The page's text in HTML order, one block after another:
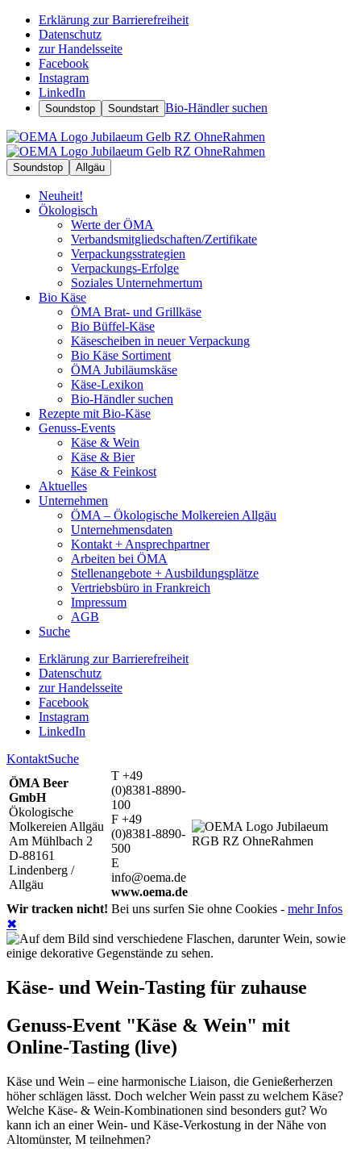
Erklärung zur Barrierefreiheit
Datenschutz
zur Handelsseite
Facebook
Instagram
LinkedIn
Soundstop Soundstart Bio-Händler suchen
Soundstop Allgäu
Neuheit!
Ökologisch
Werte der ÖMA
Verbandsmitgliedschaften/Zertifikate
Verpackungsstrategien
Verpackungs-Erfolge
Soziales Unternehmertum
Bio Käse
ÖMA Brat- und Grillkäse
Bio Büffel-Käse
Käsescheiben in neuer Verpackung
Bio Käse Sortiment
ÖMA Jubiläumskäse
Käse-Lexikon
Bio-Händler suchen
Rezepte mit Bio-Käse
Genuss-Events
Käse & Wein
Käse & Bier
Käse & Feinkost
Aktuelles
Unternehmen
ÖMA – Ökologische Molkereien Allgäu
Unternehmensdaten
Kontakt + Ansprechpartner
Arbeiten bei ÖMA
Stellenangebote + Ausbildungsplätze
Vertriebsbüro in Frankreich
Impressum
AGB
Suche
Erklärung zur Barrierefreiheit
Datenschutz
zur Handelsseite
Facebook
Instagram
LinkedIn
KontaktSuche
ÖMA Beer
GmbH
Ökologische
Molkereien Allgäu
Am Mühlbach 2
D-88161
Lindenberg /
Allgäu
T +49
(0)8381-8890-
100
F +49
(0)8381-8890-
500
E
info@oema.de
www.oema.de
Wir tracken nicht! Bei uns surfen Sie ohne Cookies - mehr Infos
✖
Käse- und Wein-Tasting für zuhause
Genuss-Event "Käse & Wein" mit
Online-Tasting (live)
Käse und Wein – eine harmonische Liaison, die Genießerherzen
höher schlägen lässt. Doch welcher Wein passt zu welchem Käse?
Welche Käse- & Wein-Kombinationen sind besonders gut? Wo
kann ich an einer Wein- und Käse-Verkostung in der Nähe von
Altomünster, M teilnehmen?